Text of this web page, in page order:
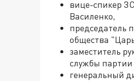
вице-спикер
Василенко,
председатель
общества
заместитель
службы
генеральный